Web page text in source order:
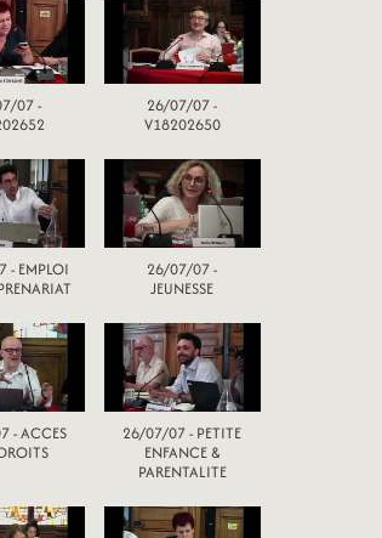
07 -
26/07/07 -
V18202650
- EMPLOI
26/07/07 -
JEUNESSE
- ACCES
26/07/07 - PETITE
ENFANCE &
PARENTALITE